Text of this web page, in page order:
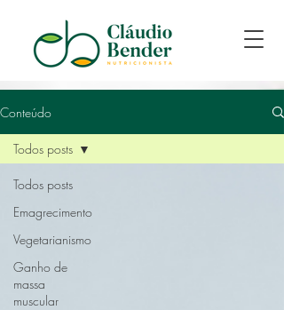
Conteúdo
Todos posts
Emagrecimento
Vegetarianismo
Ganho de
massa
muscular
Todos posts